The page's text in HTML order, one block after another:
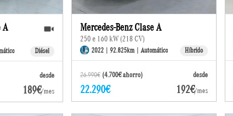
A
Diésel
desde
189€/mes
Mercedes-Benz Clase A
250 e 160 kW (218 CV)
2022 | 92.825km | Automático Híbrido
26.990€ (4.700€ ahorro) desde
22.290€ 192€/mes